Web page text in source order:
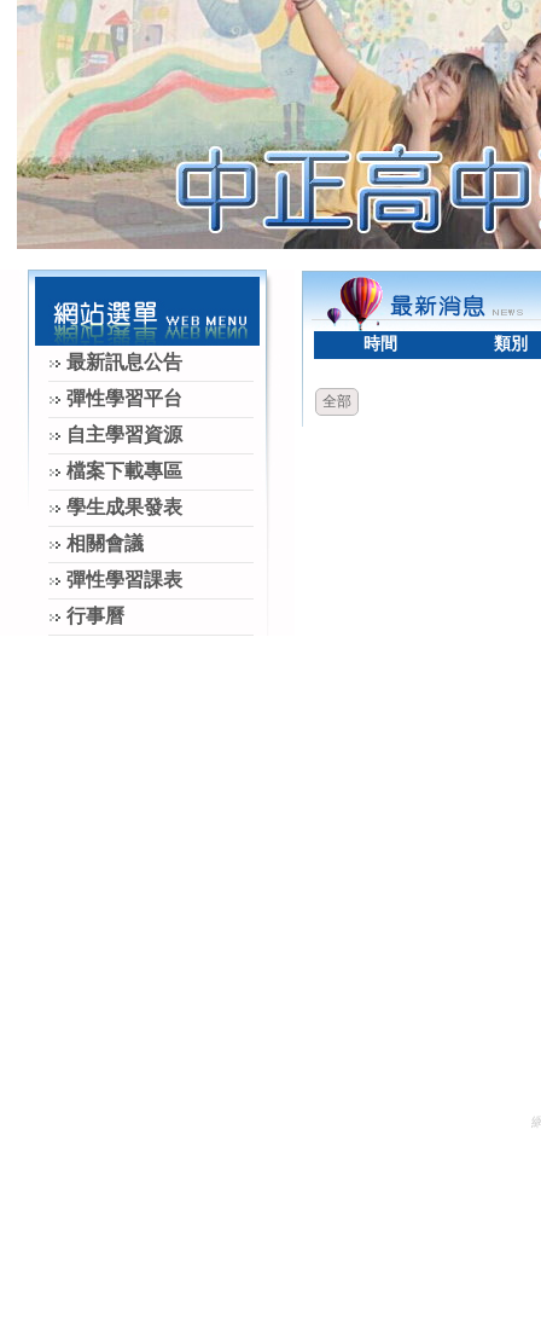
最新訊息公告
彈性學習平台
自主學習資源
檔案下載專區
學生成果發表
相關會議
彈性學習課表
行事曆
時間 類別
全部